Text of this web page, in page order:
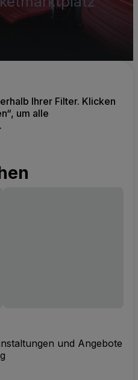
Ihrer Filter. Klicken
um alle
und Angebote